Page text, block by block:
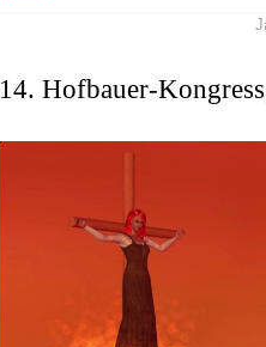
14. Hofbauer-